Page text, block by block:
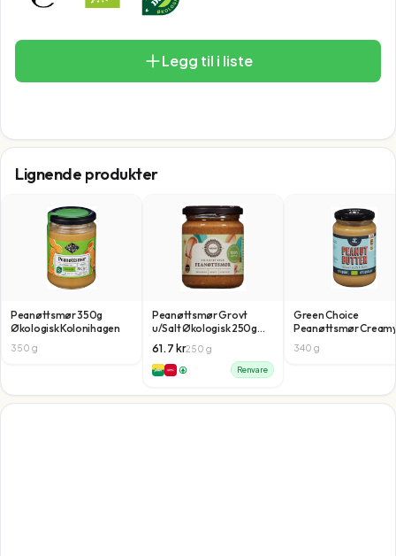
Legg til i liste
Lignende produkter
Peanøttsmør 350g
Økologisk Kolonihagen
350 g
Peanøttsmør Grovt
u/Salt Økologisk 250g
Helios
61.7 kr250 g
Renvare
Green Choice
Peanøttsmør
6x340g
340 g